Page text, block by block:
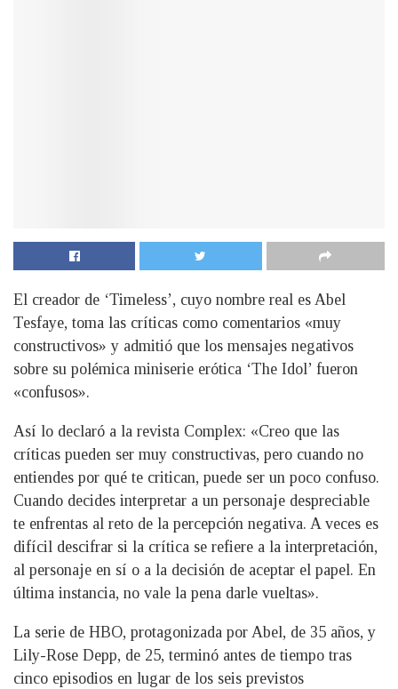
El creador de ‘Timeless’, cuyo nombre real es Abel
Tesfaye, toma las críticas como comentarios «muy
constructivos» y admitió que los mensajes negativos
sobre su polémica miniserie erótica ‘The Idol’ fueron
«confusos».
Así lo declaró a la revista Complex: «Creo que las
críticas pueden ser muy constructivas, pero cuando no
entiendes por qué te critican, puede ser un poco confuso.
Cuando decides interpretar a un personaje despreciable
te enfrentas al reto de la percepción negativa. A veces es
difícil descifrar si la crítica se refiere a la interpretación,
al personaje en sí o a la decisión de aceptar el papel. En
última instancia, no vale la pena darle vueltas».
La serie de HBO, protagonizada por Abel, de 35 años, y
Lily-Rose Depp, de 25, terminó antes de tiempo tras
cinco episodios en lugar de los seis previstos